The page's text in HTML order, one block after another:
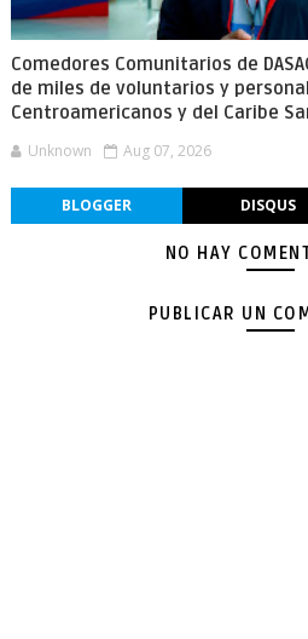
Comedores Comunitarios de
de miles de voluntarios y personal
Centroamericanos y del Caribe
Unknown Aug 07, 2026
BLOGGER DISQUS
NO HAY
PUBLICAR UN